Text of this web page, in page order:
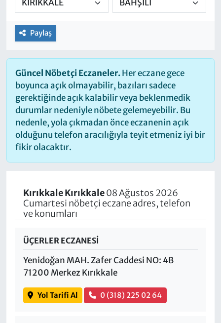
Paylaş
Güncel Nöbetçi Eczaneler.Her eczane gece
boyunca açık olmayabilir, bazıları sadece
gerektiğinde açık kalabilir veya beklenmedik
durumlar nedeniyle nöbete gelemeyebilir. Bu
nedenle, yola çıkmadan önce eczanenin açık
olduğunu telefon aracılığıyla teyit etmeniz iyi bir
fikir olacaktır.
Kırıkkale Kırıkkale08 Ağustos 2026
Cumartesi nöbetçi eczane adres, telefon
ve konumları
ÜÇERLER ECZANESİ
Yenidoğan MAH. Zafer Caddesi NO: 4B
71200 Merkez Kırıkkale
Yol Tarifi Al 0 (318) 225 02 64